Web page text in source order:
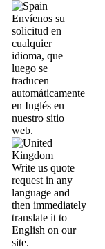
Envíenos su
solicitud en
cualquier
idioma, que
luego se
traducen
automáticamente
en Inglés en
nuestro sitio
web.
Write us quote
request in any
language and
then immediately
translate it to
English on our
site.